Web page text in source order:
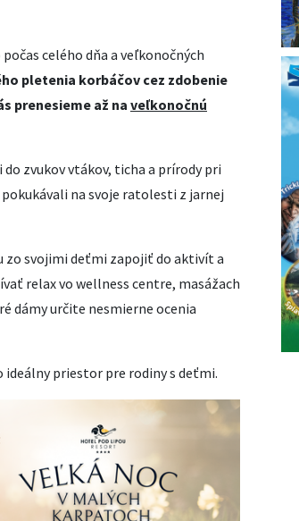
celého dňa a veľkonočných
pletenia korbáčov cez zdobenie
prenesieme až na veľkonočnú
zvukov vtákov, ticha a prírody pri
pokukávali na svoje ratolesti z jarnej
zo svojimi deťmi zapojiť do aktivít a
relax vo wellness centre, masážach
dámy určite nesmierne ocenia
ideálny priestor pre rodiny s deťmi.